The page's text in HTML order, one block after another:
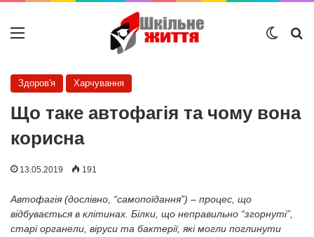
Меню
Здоров'я Харчування
Що таке автофагія та чому вона
корисна
13.05.2019 191
Автофагія (дослівно, “самопоїдання”) – процес, що
відбувається в клітинах. Білки, що неправильно “згорнуті”,
старі органели, віруси та бактерії, які могли поглинути